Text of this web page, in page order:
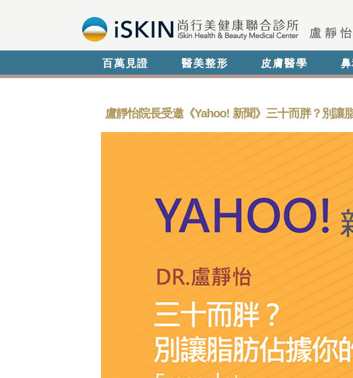
百萬見證 醫美整形 皮膚醫學
盧靜怡院長受邀《Yahoo! 新聞》三十而胖？別讓